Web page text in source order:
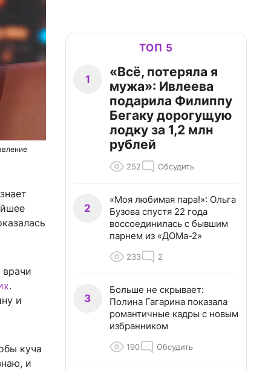
.
и
куча
и
ТОП 5
1
«Всё, потеряла я
мужа»: Ивлеева
подарила Филиппу
Бегаку дорогущую
лодку за 1,2 млн
рублей
252 Обсудить
2
«Моя любимая пара!»: Ольга
Бузова спустя 22 года
воссоединилась с бывшим
парнем из «ДОМа-2»
233 2
3
Больше не скрывает:
Полина Гагарина показала
романтичные кадры с новым
избранником
190 Обсудить